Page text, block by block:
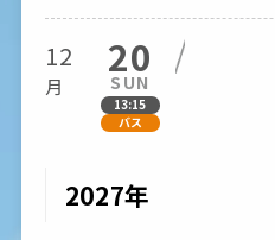
12
月
20
SUN
13:15
バス
2027年